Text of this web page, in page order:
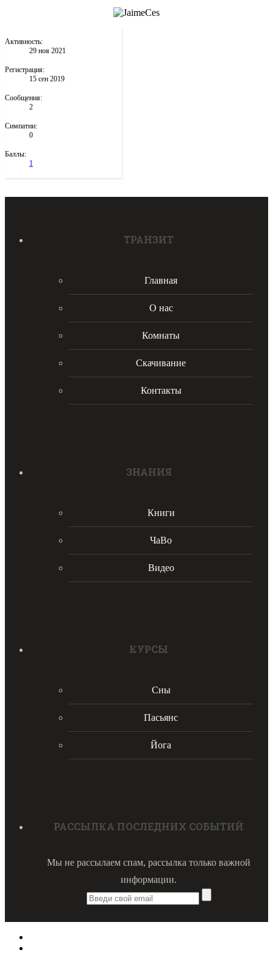
Активность:
29 ноя 2021
Регистрация:
15 сен 2019
Сообщения:
2
Симпатии:
0
Баллы:
1
ТРАНЗИТ
Главная
О нас
Комнаты
Скачивание
Контакты
ЗНАНИЯ
Книги
ЧаВо
Видео
КУРСЫ
Сны
Пасьянс
Йога
РАССЫЛКА ПОСЛЕДНИХ СОБЫТИЙ
Мы не рассылаем спам, рассылка только важной
информации.